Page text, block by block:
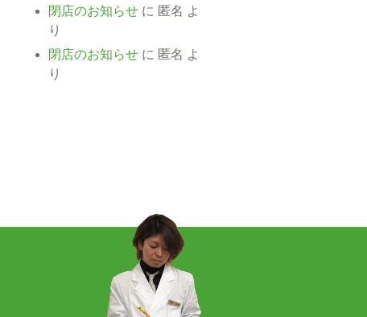
閉店のお知らせに 匿名 よ
り
閉店のお知らせに 匿名 よ
り